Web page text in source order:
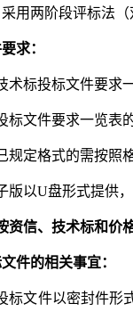
采用两阶段评标法
求：
术标投标文件要求
标文件要求一览表
规定格式的需按照
版以U盘形式提供
资信、技术标和价
件的相关事宜：
标文件以密封件形